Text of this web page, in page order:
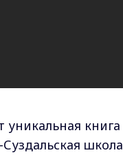
уникальная книга
школа